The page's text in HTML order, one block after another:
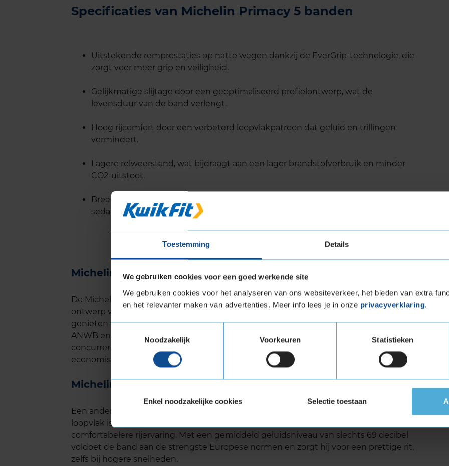
Toestemming Details
We gebruiken cookies voor een goed werkende site
We gebruiken cookies voor het analyseren van ons websiteverkeer, het bieden van extra
en het relevanter maken van advertenties. Meer info lees je in onze privacyverklaring.
Noodzakelijk
Voorkeuren Statistieken
Enkel noodzakelijke cookies Selectie toestaan
Specificaties van Michelin Primacy 5 banden
Uitstekende remprestaties op natte wegen dankzij de EverGrip-technologie, die
zorgt voor meer grip en veiligheid.
Gelijkmatige slijtage door een geoptimaliseerd profielontwerp, wat de
levensduur van de band verlengt.
Hoog rijcomfort door een verbeterd loopvlakpatroon dat geluid en trillingen
vermindert.
Lagere rolweerstand, wat bijdraagt aan een lager brandstofverbruik en minder
CO2-uitstoot.
Breed beschikbaar in verschillende maten, geschikt voor compacte auto's,
sedans en SUV's.
Michelin Primacy 5 levensduur
De Michelin Primacy 5 staat bekend om zijn lange levensduur. Dankzij het innovatieve
ontwerp van het loopvlak slijt de band gelijkmatig, wat betekent dat je langer kunt
genieten van optimale prestaties. Uit tests van onafhankelijke organisaties, zoals
ANWB en ADAC, blijkt dat deze band tot wel 18% langer meegaat dan sommige
concurrerende merken. Dit maakt de Primacy 5 niet alleen een veilige, maar ook een
economische keuze.
Michelin Primacy 5 geluid
Een ander groot voordeel van de Michelin Primacy 5 is het lage geluidsniveau. Het
loopvlak is ontworpen om rijgeluid te minimaliseren, wat resulteert in een stillere en
comfortabelere rijervaring. Met een gemiddeld geluidsniveau van slechts 69 decibel
voldoet de band aan de strengste Europese normen en zorgt hij voor een prettige rit,
zelfs bij hogere snelheden.